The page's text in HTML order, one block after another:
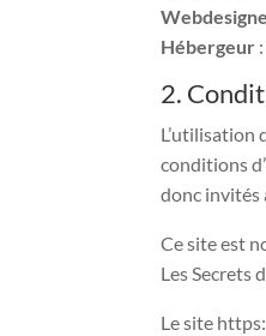
Hébergeur
2.
L’utilisation
conditions
donc invités
Ce site est
Les Secrets
Le site